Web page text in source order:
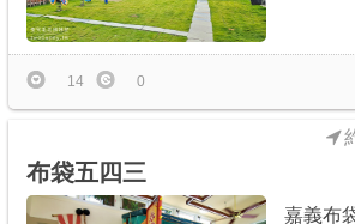
14 0
布袋五四三
嘉義布